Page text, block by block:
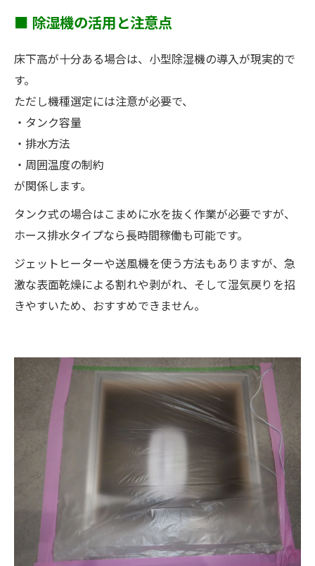
■ 除湿機の活用と注意点
床下高が十分ある場合は、小型除湿機の導入が現実的で
す。
ただし機種選定には注意が必要で、
・タンク容量
・排水方法
・周囲温度の制約
が関係します。
タンク式の場合はこまめに水を抜く作業が必要ですが、
ホース排水タイプなら長時間稼働も可能です。
ジェットヒーターや送風機を使う方法もありますが、急
激な表面乾燥による割れや剥がれ、そして湿気戻りを招
きやすいため、おすすめできません。